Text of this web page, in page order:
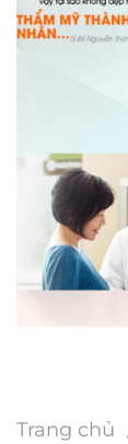
Trang chủ